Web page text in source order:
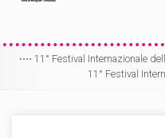
⋅⋅⋅⋅ 11° Festival Internazionale
11° Festival